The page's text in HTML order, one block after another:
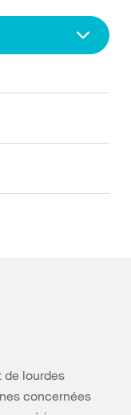
de lourdes
concernées